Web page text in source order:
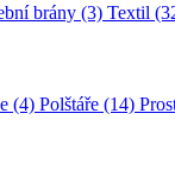
brány (3) Textil
(4) Polštáře (14)